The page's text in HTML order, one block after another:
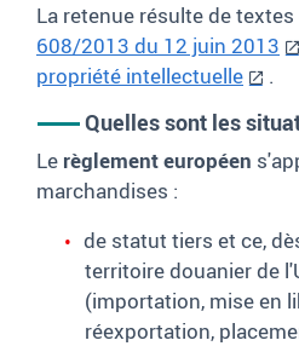
La retenue résulte de
608/2013 du 12 juin 2013
propriété intellectuelle
.
Quelles sont les
Le règlement européen
marchandises :
de statut tiers et ce,
territoire douanier de
(importation, mise en
réexportation,